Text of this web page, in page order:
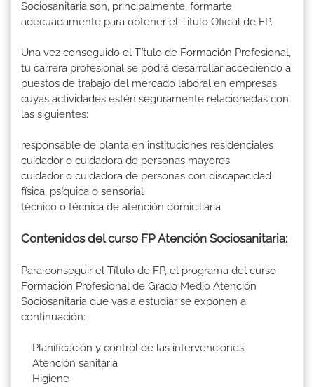
Sociosanitaria son, principalmente, formarte
adecuadamente para obtener el Titulo Oficial de FP.
Una vez conseguido el Título de Formación Profesional,
tu carrera profesional se podrá desarrollar accediendo a
puestos de trabajo del mercado laboral en empresas
cuyas actividades estén seguramente relacionadas con
las siguientes:
responsable de planta en instituciones residenciales
cuidador o cuidadora de personas mayores
cuidador o cuidadora de personas con discapacidad
física, psíquica o sensorial
técnico o técnica de atención domiciliaria
Contenidos del curso FP Atención Sociosanitaria:
Para conseguir el Título de FP, el programa del curso
Formación Profesional de Grado Medio Atención
Sociosanitaria que vas a estudiar se exponen a
continuación:
Planificación y control de las intervenciones
Atención sanitaria
Higiene